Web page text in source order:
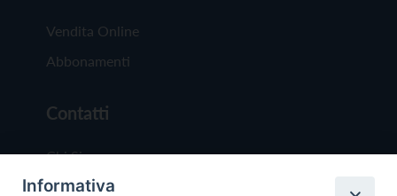
Vendita Online
Abbonamenti
Contatti
Chi Siamo
Redazione
Informativa